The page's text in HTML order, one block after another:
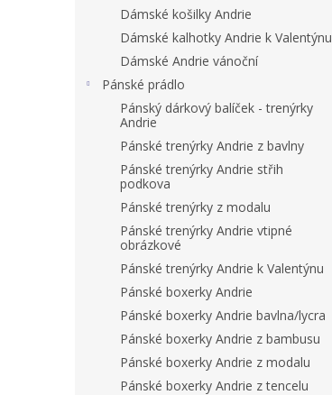
Dámské košilky Andrie
Dámské kalhotky Andrie k Valentýnu
Dámské Andrie vánoční
Pánské prádlo
Pánský dárkový balíček - trenýrky
Andrie
Pánské trenýrky Andrie z bavlny
Pánské trenýrky Andrie střih
podkova
Pánské trenýrky z modalu
Pánské trenýrky Andrie vtipné
obrázkové
Pánské trenýrky Andrie k Valentýnu
Pánské boxerky Andrie
Pánské boxerky Andrie bavlna/lycra
Pánské boxerky Andrie z bambusu
Pánské boxerky Andrie z modalu
Pánské boxerky Andrie z tencelu